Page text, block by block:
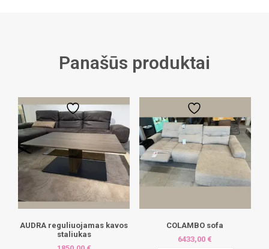
Panašūs produktai
AUDRA reguliuojamas kavos
staliukas
COLAMBO sofa
6433,00 €